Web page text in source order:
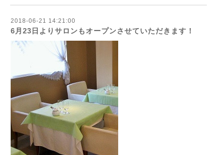
2018-06-21 14:21:00
6月23日よりサロンもオープンさせていただきます！